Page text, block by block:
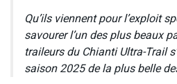
Qu’ils viennent pour l’exploit
savourer l’un des plus beaux
traileurs du Chianti Ultra-Trail
saison 2025 de la plus belle